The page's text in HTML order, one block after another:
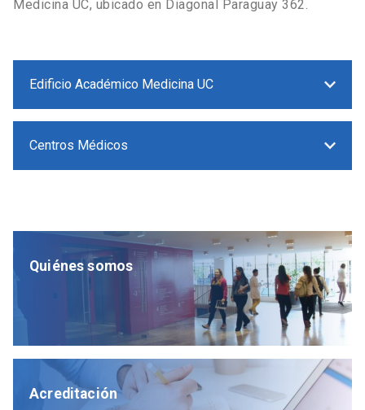
Medicina UC, ubicado en Diagonal Paraguay 362.
Edificio Académico Medicina UC
Centros Médicos
Quiénes somos
Acreditación